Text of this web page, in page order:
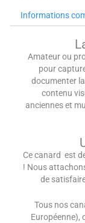
Informations
Amateur ou
pour
documenter
contenu
anciennes et
Ce canard est
! Nous
de
Tous nos
Européenne),